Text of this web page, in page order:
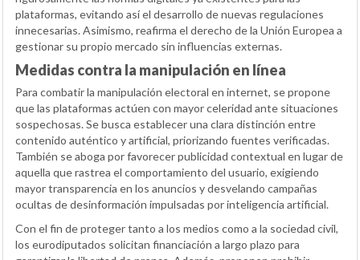
plataformas, evitando así el desarrollo de nuevas regulaciones
innecesarias. Asimismo, reafirma el derecho de la Unión Europea a
gestionar su propio mercado sin influencias externas.
Medidas contra la manipulación en línea
Para combatir la manipulación electoral en internet, se propone
que las plataformas actúen con mayor celeridad ante situaciones
sospechosas. Se busca establecer una clara distinción entre
contenido auténtico y artificial, priorizando fuentes verificadas.
También se aboga por favorecer publicidad contextual en lugar de
aquella que rastrea el comportamiento del usuario, exigiendo
mayor transparencia en los anuncios y desvelando campañas
ocultas de desinformación impulsadas por inteligencia artificial.
Con el fin de proteger tanto a los medios como a la sociedad civil,
los eurodiputados solicitan financiación a largo plazo para